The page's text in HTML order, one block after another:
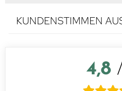
KUNDENSTIMMEN
4,8